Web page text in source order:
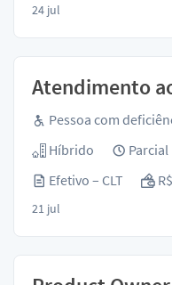
24 jul
Atendimento
Pessoa com
Híbrido
Efetivo – CLT
21 jul